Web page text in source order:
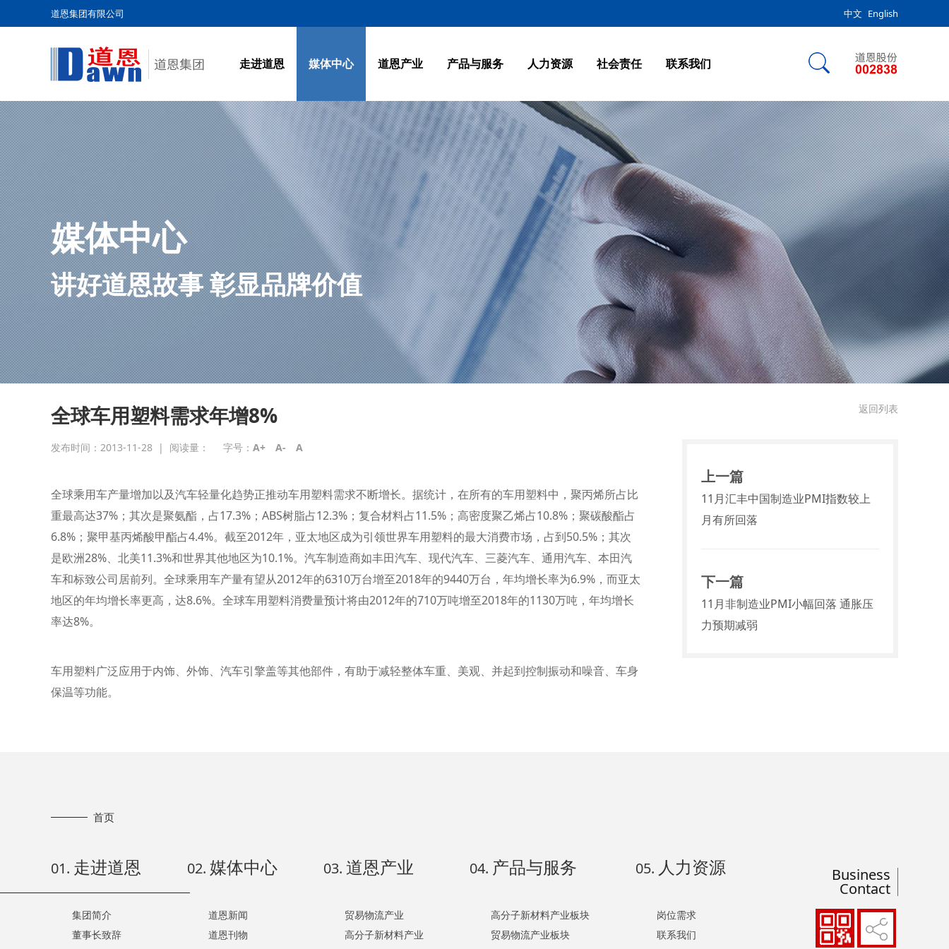
道恩集团有限公司 中文 English
走进道恩
-集团简介
>集团简介
-董事长致辞
>董事长致辞
-企业文化
>企业文化
-企业荣誉
>企业荣誉
- 发展历程
>发展历程
媒体中心
-道恩新闻
>道恩新闻
-道恩刊物
>道恩刊物
-宣传视频
>宣传视频
-媒体关注
>媒体关注
道恩产业
-贸易物流产业
>贸易物流产业
-高分子新材料产业
>高分子新材料产业
-钛产业
>钛产业
-关联企业
>关联企业
- 金融投资
>金融投资
产品与服务
-高分子新材料产业板块
>高分子新材料产业板块
-贸易物流产业板块
>贸易物流产业板块
-钛产业板块
>钛产业板块
-金融投资板块
>金融投资板块
- 关联企业板块
>关联企业板块
人力资源
-岗位需求
>岗位需求
-联系我们
>联系我们
-人才理念
>人才理念
社会责任
-绿色发展
>绿色发展
-园区建设
>园区建设
-公益事业
>公益事业
联系我们
-联系我们
>联系我们
媒体中心
讲好道恩故事 彰显品牌价值
全球车用塑料需求年增8%
发布时间：2013-11-28 | 阅读量： 字号： A+ A- A
全球乘用车产量增加以及汽车轻量化趋势正推动车用塑料需求不断增长。据统计，在所有的车用塑料中，聚丙烯所占比
重最高达37%；其次是聚氨酯，占17.3%；ABS树脂占12.3%；复合材料占11.5%；高密度聚乙烯占10.8%；聚碳酸酯占
6.8%；聚甲基丙烯酸甲酯占4.4%。截至2012年，亚太地区成为引领世界车用塑料的最大消费市场，占到50.5%；其次
是欧洲28%、北美11.3%和世界其他地区为10.1%。汽车制造商如丰田汽车、现代汽车、三菱汽车、通用汽车、本田汽
车和标致公司居前列。全球乘用车产量有望从2012年的6310万台增至2018年的9440万台，年均增长率为6.9%，而亚太
地区的年均增长率更高，达8.6%。全球车用塑料消费量预计将由2012年的710万吨增至2018年的1130万吨，年均增长
率达8%。
车用塑料广泛应用于内饰、外饰、汽车引擎盖等其他部件，有助于减轻整体车重、美观、并起到控制振动和噪音、车身
保温等功能。
返回列表
上一篇
11月汇丰中国制造业PMI指数较上
月有所回落
下一篇
11月非制造业PMI小幅回落 通胀压
力预期减弱
首页
01. 走进道恩
集团简介
董事长致辞
02. 媒体中心
道恩新闻
道恩刊物
03. 道恩产业
贸易物流产业
高分子新材料产业
04. 产品与服务
高分子新材料产业板块
贸易物流产业板块
05. 人力资源
岗位需求
联系我们
Business
Contact